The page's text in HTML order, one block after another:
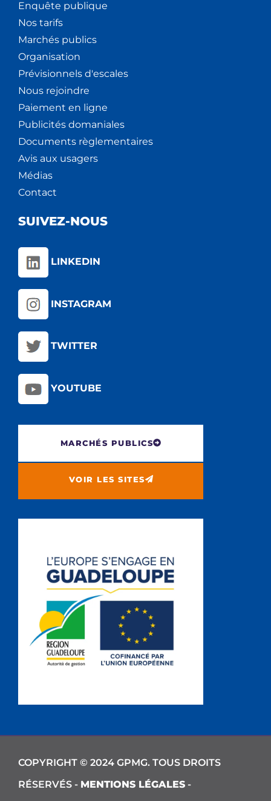
Enquête publique
Nos tarifs
Marchés publics
Organisation
Prévisionnels d'escales
Nous rejoindre
Paiement en ligne
Publicités domaniales
Documents règlementaires
Avis aux usagers
Médias
Contact
SUIVEZ-NOUS
LINKEDIN
INSTAGRAM
TWITTER
YOUTUBE
MARCHÉS PUBLICS
VOIR LES SITES
COPYRIGHT © 2024 GPMG. TOUS DROITS
RÉSERVÉS - MENTIONS LÉGALES -